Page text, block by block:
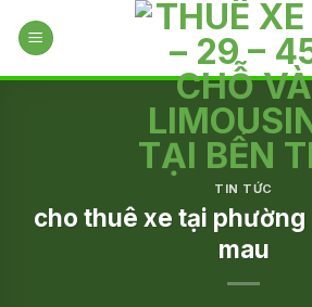
TIN TỨC
cho thuê xe tại phường
mau